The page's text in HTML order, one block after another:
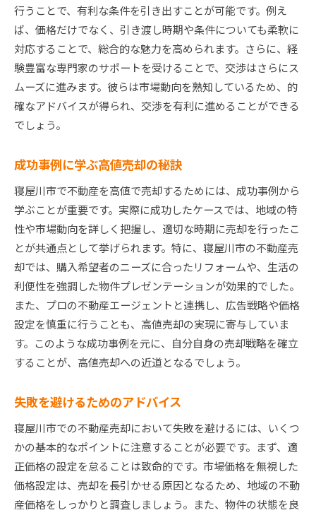
行うことで、有利な条件を引き出すことが可能です。例え
ば、価格だけでなく、引き渡し時期や条件についても柔軟に
対応することで、総合的な魅力を高められます。さらに、経
験豊富な専門家のサポートを受けることで、交渉はさらにス
ムーズに進みます。彼らは市場動向を熟知しているため、的
確なアドバイスが得られ、交渉を有利に進めることができる
でしょう。
成功事例に学ぶ高値売却の秘訣
寝屋川市で不動産を高値で売却するためには、成功事例から
学ぶことが重要です。実際に成功したケースでは、地域の特
性や市場動向を詳しく把握し、適切な時期に売却を行ったこ
とが共通点として挙げられます。特に、寝屋川市の不動産売
却では、購入希望者のニーズに合ったリフォームや、生活の
利便性を強調した物件プレゼンテーションが効果的でした。
また、プロの不動産エージェントと連携し、広告戦略や価格
設定を慎重に行うことも、高値売却の実現に寄与していま
す。このような成功事例を元に、自分自身の売却戦略を確立
することが、高値売却への近道となるでしょう。
失敗を避けるためのアドバイス
寝屋川市での不動産売却において失敗を避けるには、いくつ
かの基本的なポイントに注意することが必要です。まず、適
正価格の設定を怠ることは致命的です。市場価格を無視した
価格設定は、売却を長引かせる原因となるため、地域の不動
産価格をしっかりと調査しましょう。また、物件の状態を良